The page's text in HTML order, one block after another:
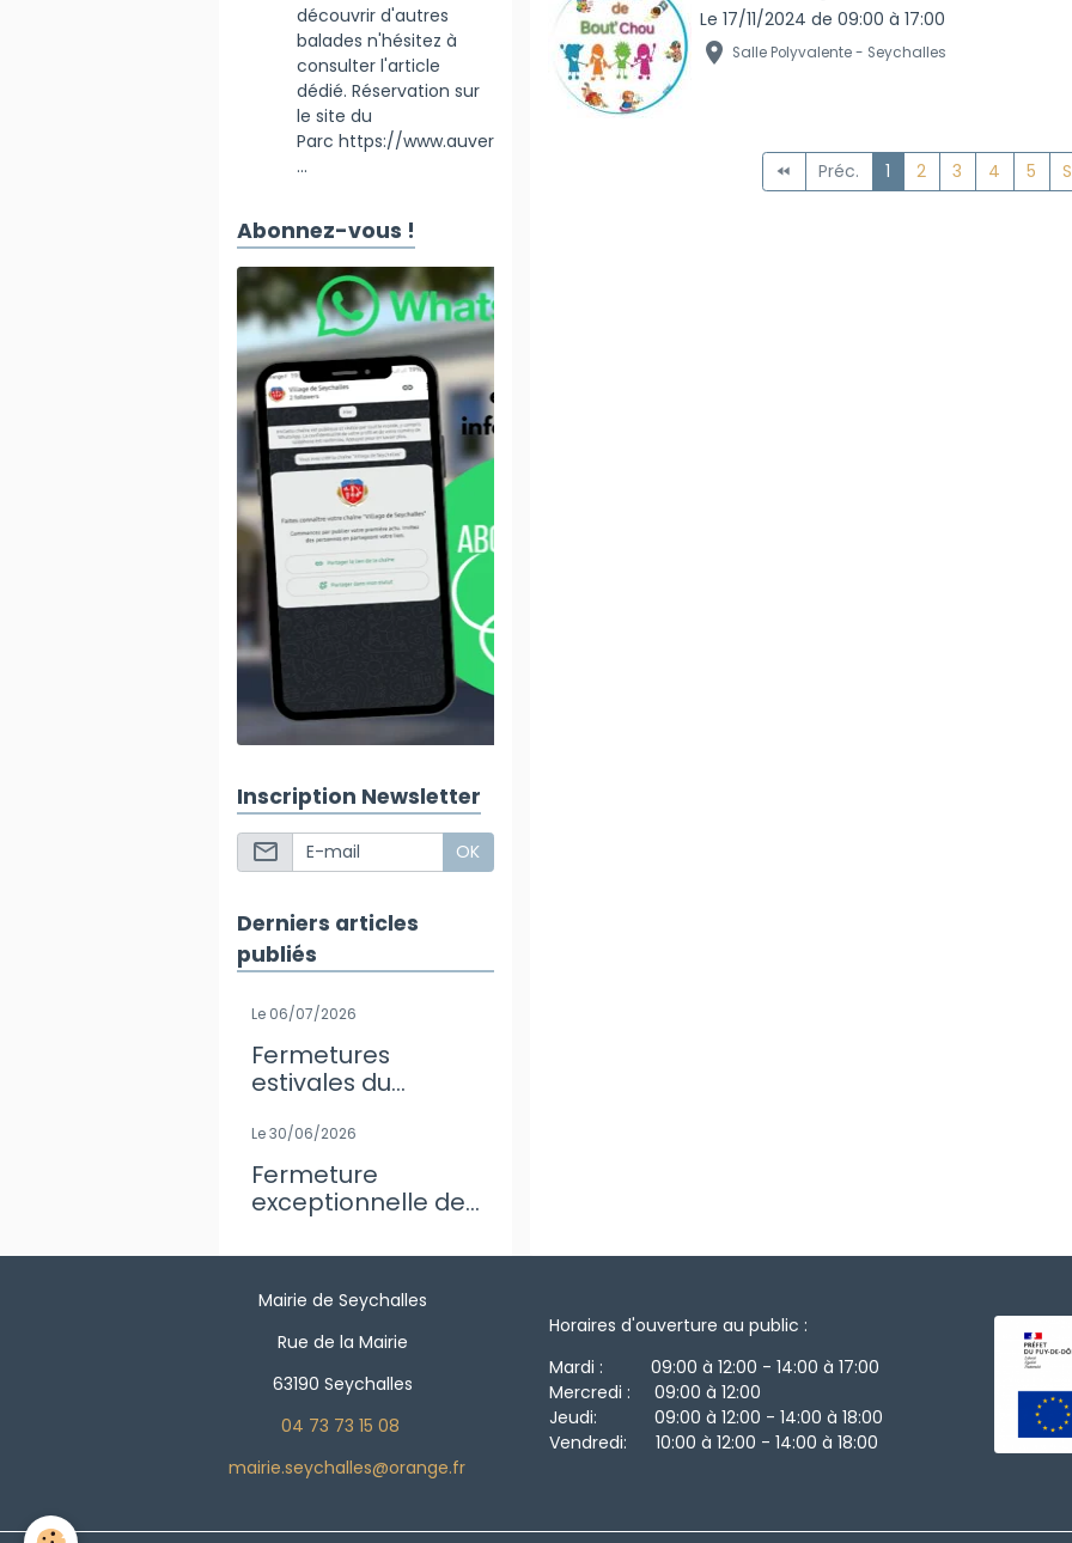
Le 17/11/2024 de 09:00 à 17:00
Salle Polyvalente - Seychalles
Préc. 1 2 3 4 5
découvrir d'autres
balades n'hésitez à
consulter l'article
dédié. Réservation sur
le site du
Parc https://www.auver
...
Abonnez-vous !
Inscription Newsletter
OK
Derniers articles
publiés
Le 06/07/2026
Fermetures
estivales du
Mairie
Le 30/06/2026
Fermeture
exceptionnelle de
Mairie de Seychalles
Rue de la Mairie
63190 Seychalles
04 73 73 15 08
mairie.seychalles@orange.fr
Horaires d'ouverture au public :
Mardi : 09:00 à 12:00 - 14:00 à 17:00
Mercredi : 09:00 à 12:00
Jeudi: 09:00 à 12:00 - 14:00 à 18:00
Vendredi: 10:00 à 12:00 - 14:00 à 18:00